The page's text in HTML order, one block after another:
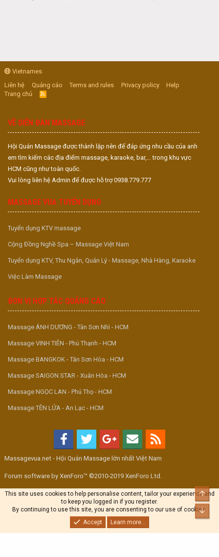
Vietnames
Liên hệ
Quảng cáo Terms and rules Privacy policy
Help
Trang chủ
R
S
VỀ DIỄN ĐÀN MASSAGE
Hội Quán Massage được thành lập nên để đáp ứng nhu cầu của anh
em tìm kiếm các địa điểm massage, karaoke, bar,... trong khu vực
HCM cũng như toàn quốc.
Vui lòng liên hệ Admin để được hỗ trợ 0938.779.777
MASSAGE VUA TUYỂN DỤNG
Tuyển dụng KTV massage
Cộng Đồng Nghề Spa – Massage Việt Nam
Tuyển dụng KTV, Thu Ngân, Quản Lý - Massage, Nhà Hàng, Karaoke
Việc Làm Massage
ĐƠN VỊ HỢP TÁC QUẢNG CÁO
Massage ÁNH DƯƠNG - Tân Sơn Nhì - HCM
Massage VINH TIÊN - Phú Thạnh - HCM
Massage BANGKOK - Tân Sơn Hòa - HCM
Massage SAIGON STAR - Xuân Hòa - HCM
Massage NGỌC LAN - Phú Thọ - HCM
Massage TÊN LỬA - An Lạc - HCM
Massagevua.net - Hội Quán Massage lớn nhất Việt Nam
Forum software by XenForo™ ©2010-2019 XenForo Ltd.
This site uses cookies to help personalise content, tailor your experience and
to keep you logged in if you register.
By continuing to use this site, you are consenting to our use of cookies.
Accept
Learn more...
Top